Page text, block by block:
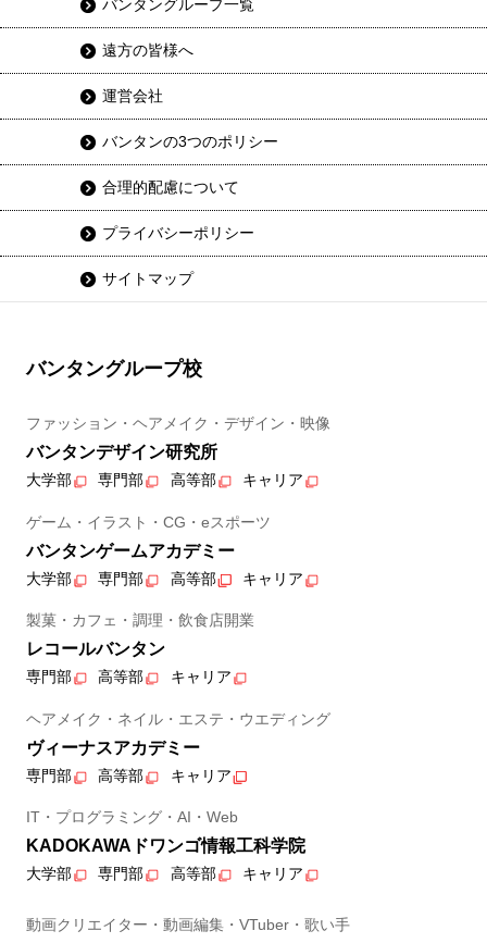
バンタングループ一覧
遠方の皆様へ
運営会社
バンタンの3つのポリシー
合理的配慮について
プライバシーポリシー
サイトマップ
バンタングループ校
ファッション・ヘアメイク・デザイン・映像
バンタンデザイン研究所
大学部 専門部 高等部 キャリア
ゲーム・イラスト・CG・eスポーツ
バンタンゲームアカデミー
大学部 専門部 高等部 キャリア
製菓・カフェ・調理・飲食店開業
レコールバンタン
専門部 高等部 キャリア
ヘアメイク・ネイル・エステ・ウエディング
ヴィーナスアカデミー
専門部 高等部 キャリア
IT・プログラミング・AI・Web
KADOKAWAドワンゴ情報工科学院
大学部 専門部 高等部 キャリア
動画クリエイター・動画編集・VTuber・歌い手